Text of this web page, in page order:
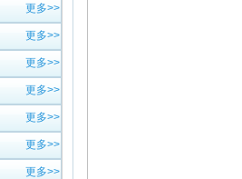
更多>>
更多>>
更多>>
更多>>
更多>>
更多>>
更多>>